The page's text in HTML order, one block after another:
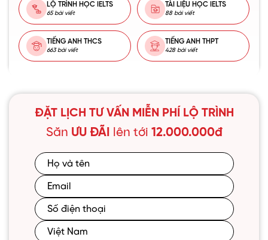
LỘ TRÌNH HỌC IELTS
65 bài viết
TÀI LIỆU HỌC IELTS
88 bài viết
TIẾNG ANH THCS
663 bài viết
TIẾNG ANH THPT
428 bài viết
ĐẶT LỊCH TƯ VẤN MIỄN PHÍ LỘ TRÌNH
Săn ƯU ĐÃI lên tới 12.000.000đ